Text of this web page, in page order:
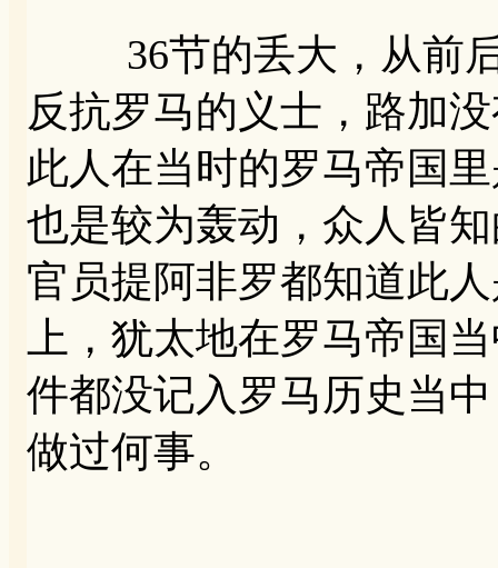
36节的丢大，从前后
反抗罗马的义士，路加
此人在当时的罗马帝国
也是较为轰动，众人皆
官员提阿非罗都知道此
上，犹太地在罗马帝国
件都没记入罗马历史当
做过何事。